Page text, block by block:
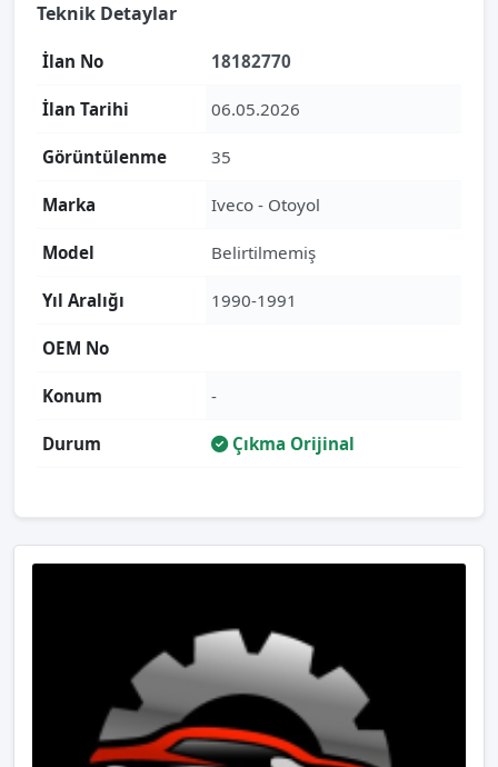
Teknik Detaylar
İlan No 18182770
İlan Tarihi 06.05.2026
Görüntülenme 35
Marka Iveco - Otoyol
Model Belirtilmemiş
Yıl Aralığı 1990-1991
OEM No
Konum -
Durum Çıkma Orijinal